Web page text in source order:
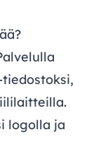
logolla ja